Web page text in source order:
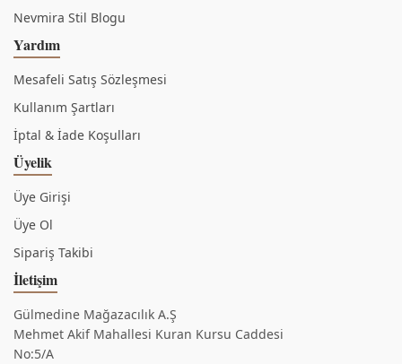
Nevmira Stil Blogu
Yardım
Mesafeli Satış Sözleşmesi
Kullanım Şartları
İptal & İade Koşulları
Üyelik
Üye Girişi
Üye Ol
Sipariş Takibi
İletişim
Gülmedine Mağazacılık A.Ş
Mehmet Akif Mahallesi Kuran Kursu Caddesi
No:5/A